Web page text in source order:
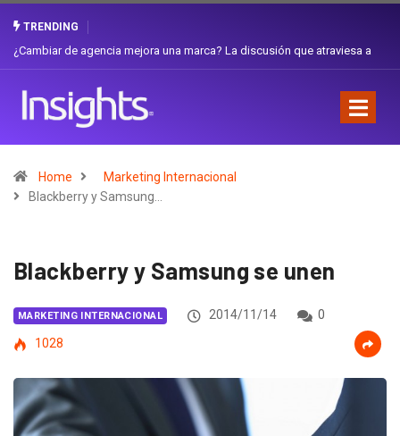
TRENDING
Gabriela Herrera y el arte de cambiarse el sombrero en Corporación
Home
Marketing Internacional
Blackberry y Samsung…
Blackberry y Samsung se unen
MARKETING INTERNACIONAL 2014/11/14
0
1028